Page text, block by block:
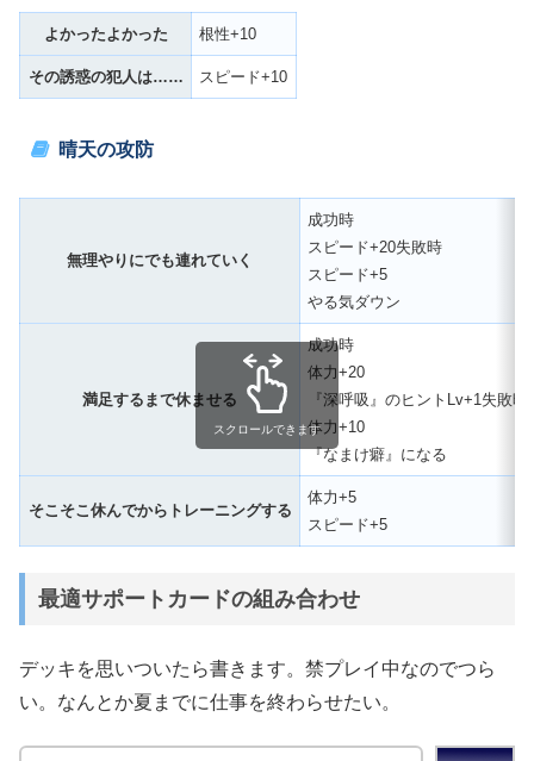
よかったよかった 根性+10
その誘惑の犯人は…… スピード+10
晴天の攻防
無理やりにでも連れていく
成功時
スピード+20失敗時
スピード+5
やる気ダウン
満足するまで休ませる
成功時
体力+20
『深呼吸』のヒントLv+1失敗時
体力+10
『なまけ癖』になる
そこそこ休んでからトレーニングする
体力+5
スピード+5
スクロールできます
最適サポートカードの組み合わせ
デッキを思いついたら書きます。禁プレイ中なのでつら
い。なんとか夏までに仕事を終わらせたい。